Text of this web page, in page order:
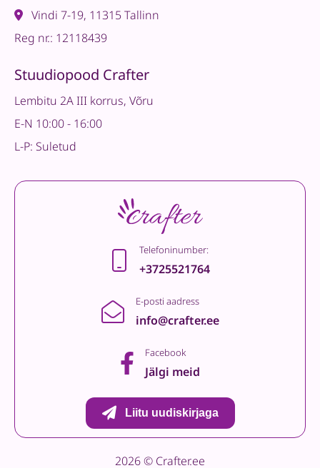
Vindi 7-19, 11315 Tallinn
Reg nr.: 12118439
Stuudiopood Crafter
Lembitu 2A III korrus, Võru
E-N 10:00 - 16:00
L-P: Suletud
Telefoninumber:
+3725521764
E-posti aadress
info@crafter.ee
Facebook
Jälgi meid
Liitu uudiskirjaga
2026 © Crafter.ee